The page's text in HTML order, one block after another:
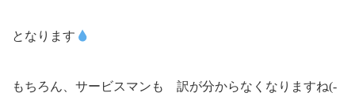
となります
もちろん、サービスマンも 訳が分からなくなりますね(-